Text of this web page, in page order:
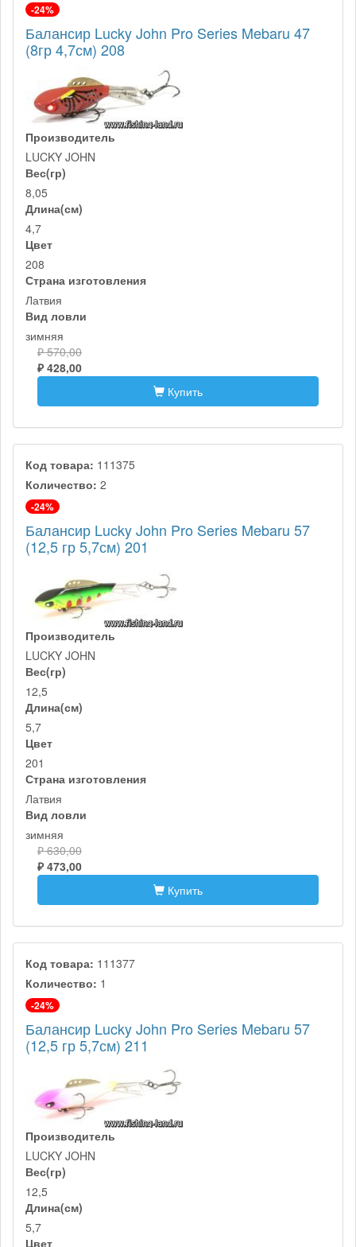
-24%
Балансир Lucky John Pro Series Mebaru 47
(8гр 4,7см) 208
Производитель
LUCKY JOHN
Вес(гр)
8,05
Длина(см)
4,7
Цвет
208
Страна изготовления
Латвия
Вид ловли
зимняя
₽ 570,00
₽ 428,00
Купить
Код товара: 111375
Количество: 2
-24%
Балансир Lucky John Pro Series Mebaru 57
(12,5 гр 5,7см) 201
Производитель
LUCKY JOHN
Вес(гр)
12,5
Длина(см)
5,7
Цвет
201
Страна изготовления
Латвия
Вид ловли
зимняя
₽ 630,00
₽ 473,00
Купить
Код товара: 111377
Количество: 1
-24%
Балансир Lucky John Pro Series Mebaru 57
(12,5 гр 5,7см) 211
Производитель
LUCKY JOHN
Вес(гр)
12,5
Длина(см)
5,7
Цвет